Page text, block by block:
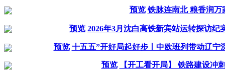
预览 铁脉连南北 粮香润万
预览 2026年3月沈白高铁新宾站运转探访纪
预览 十五五”开好局起好步丨中欧班列带动辽宁
预览 【开工看开局】 铁路建设冲